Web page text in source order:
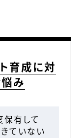
育成に対
悩み
有して
ていない